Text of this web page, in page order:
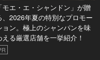
「モエ・エ・シャンドン」が贈
、2026年夏の特別なプロモー
ョン。極上のシャンパンを味
える厳選店舗を一挙紹介！